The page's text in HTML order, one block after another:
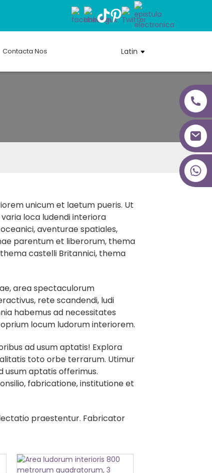
Contacta Nos Latin
unicum et laetum pueris. Ut
loca ludendi interiora
aventurae spatiales,
parentum et liberorum, thema
castelli Britannici, thema
area spectaculorum
rete scandendi, ludi
habemus ad necessitates
locum ludorum interiorem.
ad usum aptatis! Explora
toto orbe terrarum. Utimur
usum aptatis offerimus.
fabricatione, institutione et
praestentur. Fabricator